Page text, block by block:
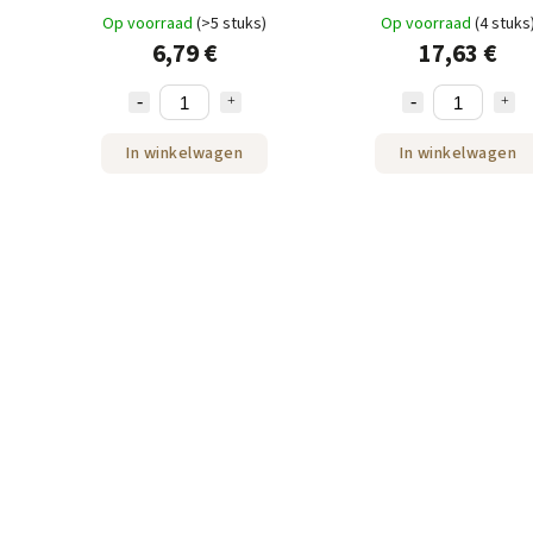
stuks
Op voorraad (>5 stuks)
6,79 €
In winkelwagen
Op voorraad (4
17,63 €
In winkelwagen